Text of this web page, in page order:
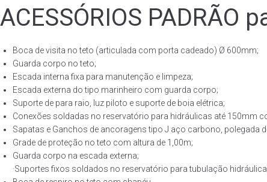
ACESSÓRIOS
Boca de visita no teto (articulada com porta cadeado) Ø 600mm;
Guarda corpo no teto;
Escada interna fixa para manutenção e limpeza;
Escada externa do tipo marinheiro com guarda corpo;
Suporte de para raio, luz piloto e suporte de boia elétrica;
Conexões soldadas no reservatório para hidráulicas até 150mm
Sapatas e Ganchos de ancoragens tipo J aço carbono,
Grade de proteção no teto com altura de 1,00m;
Guarda corpo na escada externa;
·Suportes fixos soldados no reservatório para tubulação